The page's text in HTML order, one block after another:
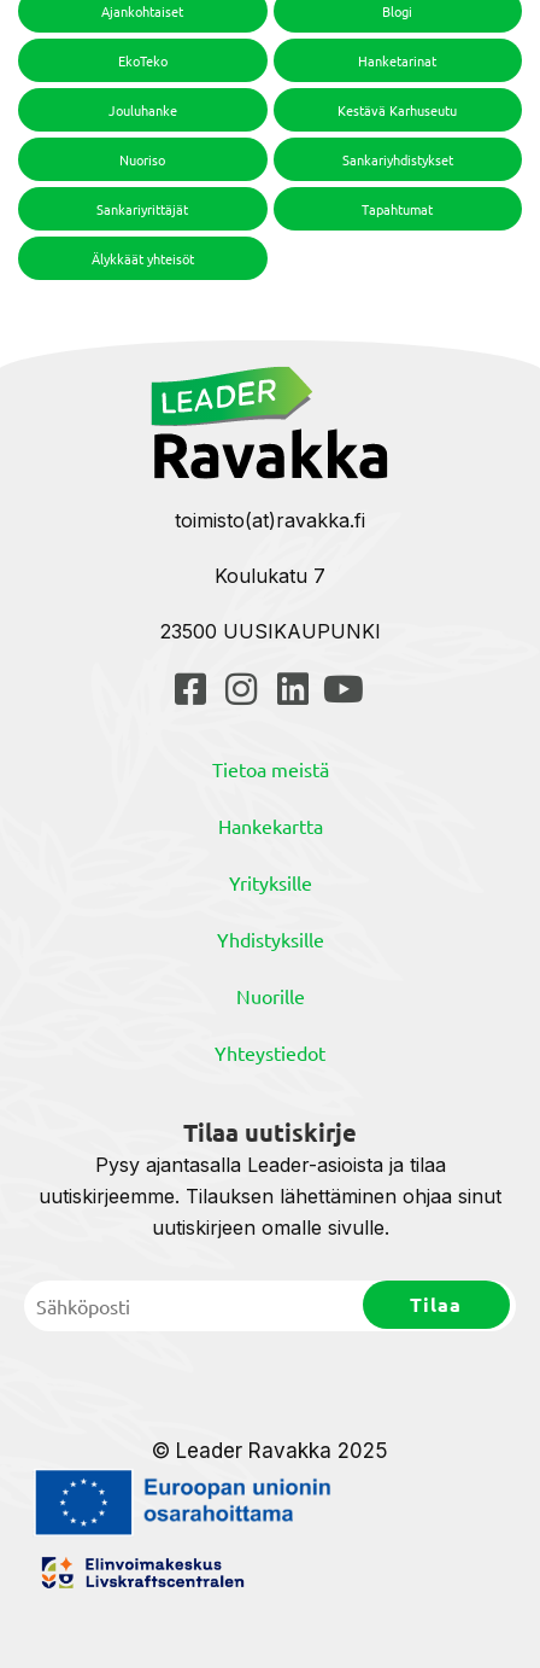
Ajankohtaiset Blogi
EkoTeko Hanketarinat
Jouluhanke Kestävä Karhuseutu
Nuoriso Sankariyhdistykset
Sankariyrittäjät Tapahtumat
Älykkäät yhteisöt
toimisto(at)ravakka.fi
Koulukatu 7
23500 UUSIKAUPUNKI
Tietoa meistä
Hankekartta
Yrityksille
Yhdistyksille
Nuorille
Yhteystiedot
Tilaa uutiskirje
Pysy ajantasalla Leader-asioista ja tilaa
uutiskirjeemme. Tilauksen lähettäminen ohjaa sinut
uutiskirjeen omalle sivulle.
© Leader Ravakka 2025